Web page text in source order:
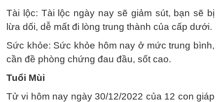
Tài lộc: Tài lộc ngày nay sẽ giảm sút, bạn sẽ bị
lừa dối, dễ mất đi lòng trung thành của cấp dưới.
Sức khỏe: Sức khỏe hôm nay ở mức trung bình,
cần đề phòng chứng đau đầu, sốt cao.
Tuổi Mùi
Tử vi hôm nay ngày 30/12/2022 của 12 con giáp